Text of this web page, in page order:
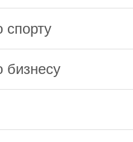
спорту
бизнесу